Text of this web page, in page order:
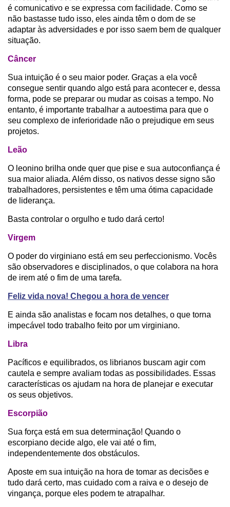
é comunicativo e se expressa com facilidade. Como se
não bastasse tudo isso, eles ainda têm o dom de se
adaptar às adversidades e por isso saem bem de qualquer
situação.
Câncer
Sua intuição é o seu maior poder. Graças a ela você
consegue sentir quando algo está para acontecer e, dessa
forma, pode se preparar ou mudar as coisas a tempo. No
entanto, é importante trabalhar a autoestima para que o
seu complexo de inferioridade não o prejudique em seus
projetos.
Leão
O leonino brilha onde quer que pise e sua autoconfiança é
sua maior aliada. Além disso, os nativos desse signo são
trabalhadores, persistentes e têm uma ótima capacidade
de liderança.
Basta controlar o orgulho e tudo dará certo!
Virgem
O poder do virginiano está em seu perfeccionismo. Vocês
são observadores e disciplinados, o que colabora na hora
de irem até o fim de uma tarefa.
Feliz vida nova! Chegou a hora de vencer
E ainda são analistas e focam nos detalhes, o que torna
impecável todo trabalho feito por um virginiano.
Libra
Pacíficos e equilibrados, os librianos buscam agir com
cautela e sempre avaliam todas as possibilidades. Essas
características os ajudam na hora de planejar e executar
os seus objetivos.
Escorpião
Sua força está em sua determinação! Quando o
escorpiano decide algo, ele vai até o fim,
independentemente dos obstáculos.
Aposte em sua intuição na hora de tomar as decisões e
tudo dará certo, mas cuidado com a raiva e o desejo de
vingança, porque eles podem te atrapalhar.